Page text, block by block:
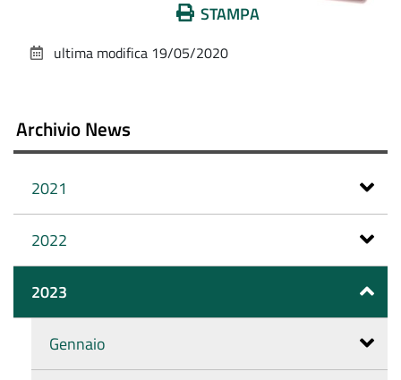
documento
STAMPA
ultima modifica 19/05/2020
Archivio News
2021
2022
2023
Gennaio